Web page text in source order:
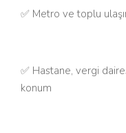
✅ Metro ve toplu
✅ Hastane, vergi
konum